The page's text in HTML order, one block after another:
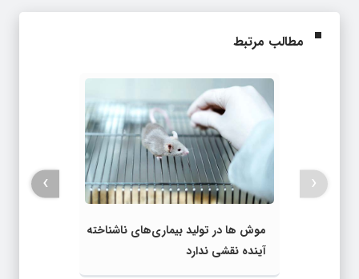
مطالب مرتبط
موش ها در تولید بیماری‌های ناشناخته
آینده نقشی ندارد
‹
›